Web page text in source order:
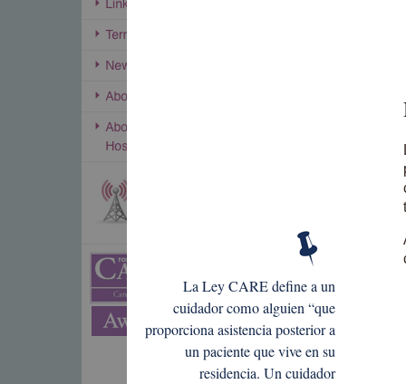
La Ley CARE define a un
cuidador como alguien “que
proporciona asistencia posterior a
un paciente que vive en su
residencia. Un cuidador